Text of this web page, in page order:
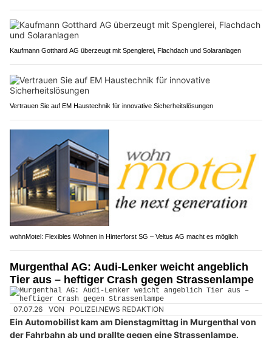
Kaufmann Gotthard AG überzeugt mit Spenglerei, Flachdach und Solaranlagen
Vertrauen Sie auf EM Haustechnik für innovative Sicherheitslösungen
wohnMotel: Flexibles Wohnen in Hinterforst SG – Veltus AG macht es möglich
Murgenthal AG: Audi-Lenker weicht angeblich
Tier aus – heftiger Crash gegen Strassenlampe
07.07.26 VON POLIZEI.NEWS REDAKTION
Ein Automobilist kam am Dienstagmittag in Murgenthal von
der Fahrbahn ab und prallte gegen eine Strassenlampe.